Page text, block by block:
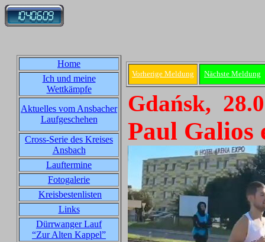
Home
Ich und meine
Wettkämpfe
Aktuelles vom Ansbacher
Laufgeschehen
Cross-Serie des Kreises
Ansbach
Lauftermine
Fotogalerie
Kreisbestenlisten
Links
Dürrwanger Lauf
“Zur Alten Kappel”
Vorherige Meldung Nächste Meldung
Gdańsk,
Paul Galios